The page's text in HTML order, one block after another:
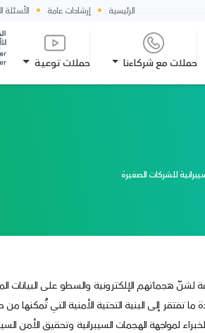
الرئيسية إرشادات عامة الأسئلة
حملات مع شركاءنا حملات توعية
للشركات الصغيرة
لشنّ هجماتهم الإلكترونية والسطو على
إلى البنية التحتية الأمنية التي تُمكنها من
لمواجهة الهجمات السيبرانية وتحقيق الأمن